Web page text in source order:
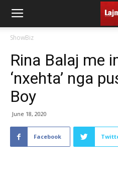
ShowBiz
Rina Balaj me
‘nxehta’ nga
Boy
June 18, 2020
Facebook